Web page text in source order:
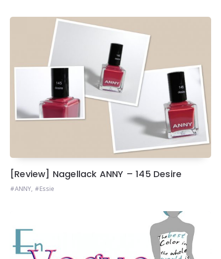
[Review] Nagellack ANNY – 145 Desire
ANNY, Essie